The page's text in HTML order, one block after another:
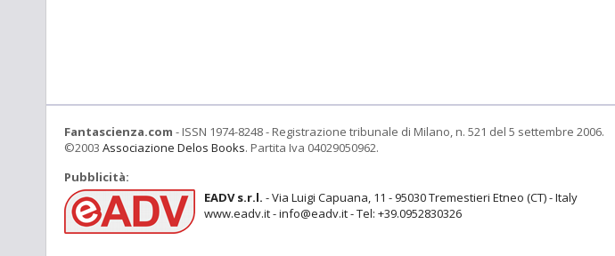
Fantascienza.com - ISSN 1974-8248 - Registrazione tribunale di Milano, n. 521 del 5 settembre 2006.
©2003 Associazione Delos Books. Partita Iva 04029050962.
Pubblicità:
EADV s.r.l. - Via Luigi Capuana, 11 - 95030 Tremestieri Etneo (CT) - Italy
www.eadv.it - info@eadv.it - Tel: +39.0952830326